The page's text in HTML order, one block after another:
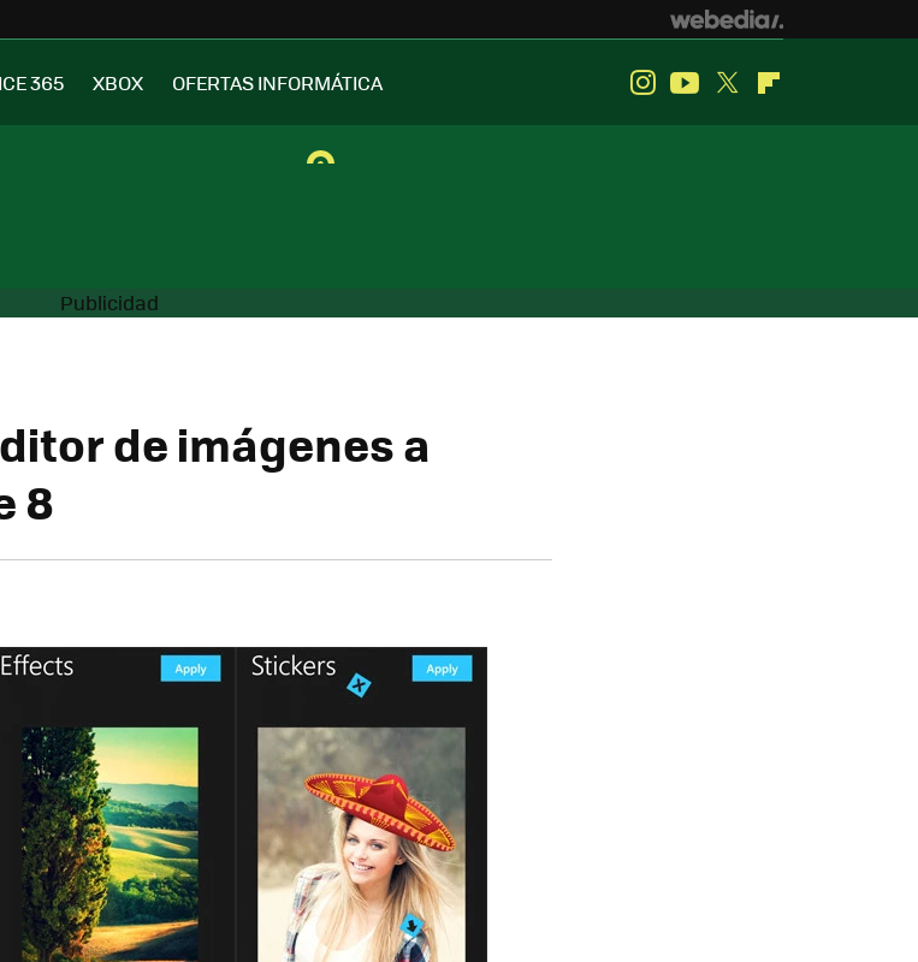
365 XBOX OFERTAS INFORMÁTICA InstagramYoutube
Twitter
de imágenes a
8